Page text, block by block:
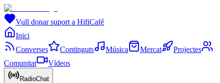
Vull donar suport a HifiCafé
Inici
Converses
Continguts Música Mercat
Projectes
Comunitat
Vídeos
RadioChat